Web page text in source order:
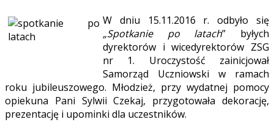
W dniu 15.11.2016 r. odbyło się
„Spotkanie po latach” byłych
dyrektorów i wicedyrektorów ZSG
nr 1. Uroczystość zainicjował
Samorząd Uczniowski w ramach
roku jubileuszowego. Młodzież, przy wydatnej pomocy
opiekuna Pani Sylwii Czekaj, przygotowała dekorację,
prezentację i upominki dla uczestników.